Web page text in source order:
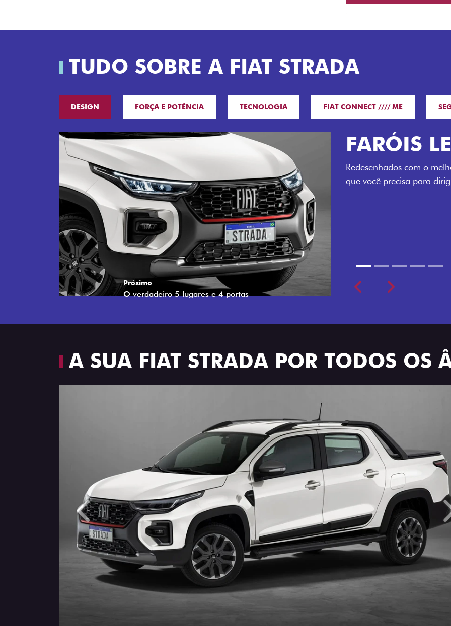
TUDO SOBRE A FIAT STRADA
DESIGN FORÇA E POTÊNCIA TECNOLOGIA FIAT CONNECT //// ME
O
LUGARES
Próximo
Espaço e conforto
PreviousNext
A SUA FIAT STRADA POR TODOS OS
Anterior